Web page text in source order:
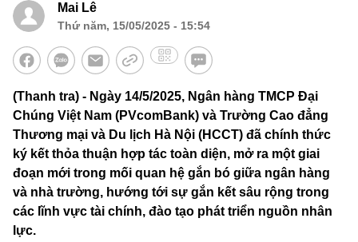
Mai Lê
Thứ năm, 15/05/2025 - 15:54
(Thanh tra) - Ngày 14/5/2025, Ngân hàng TMCP Đại
Chúng Việt Nam (PVcomBank) và Trường Cao đẳng
Thương mại và Du lịch Hà Nội (HCCT) đã chính thức
ký kết thỏa thuận hợp tác toàn diện, mở ra một giai
đoạn mới trong mối quan hệ gắn bó giữa ngân hàng
và nhà trường, hướng tới sự gắn kết sâu rộng trong
các lĩnh vực tài chính, đào tạo phát triển nguồn nhân
lực.